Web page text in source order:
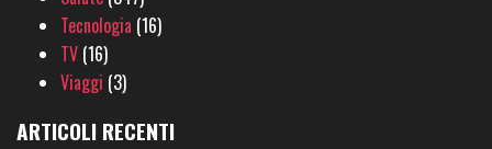
Tecnologia (16)
TV (16)
Viaggi (3)
ARTICOLI RECENTI